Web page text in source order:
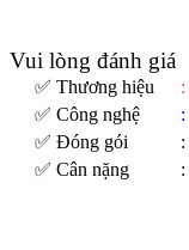
Vui lòng đánh giá
✅ Thương hiệu :
✅ Công nghệ
:
✅ Đóng gói
:
✅ Cân nặng
: